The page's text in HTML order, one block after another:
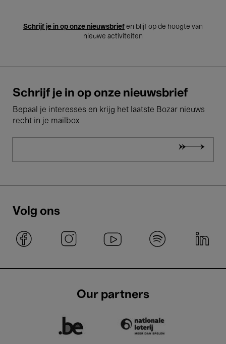
Schrijf je in op onze nieuwsbrief en blijf op de hoogte van
nieuwe activiteiten
Schrijf je in op onze nieuwsbrief
Bepaal je interesses en krijg het laatste Bozar nieuws
recht in je mailbox
Volg ons
Our partners